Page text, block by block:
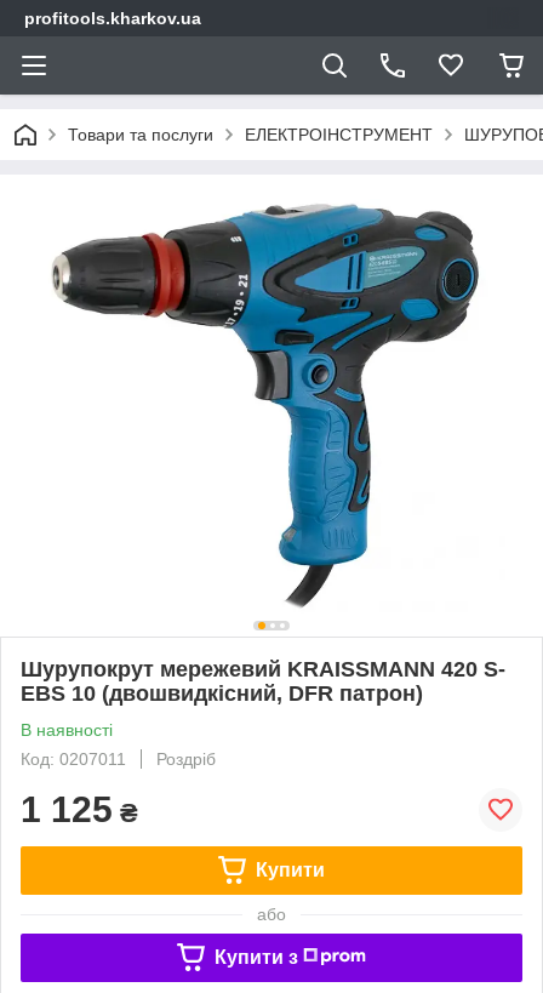
profitools.kharkov.ua
Товари та послуги ЕЛЕКТРОІНСТРУМЕНТ
Шурупокрут мережевий KRAISSMANN 420 S-
EBS 10 (двошвидкісний, DFR патрон)
В наявності
Код: 0207011
Роздріб
1 125 ₴
Купити
або
Купити з